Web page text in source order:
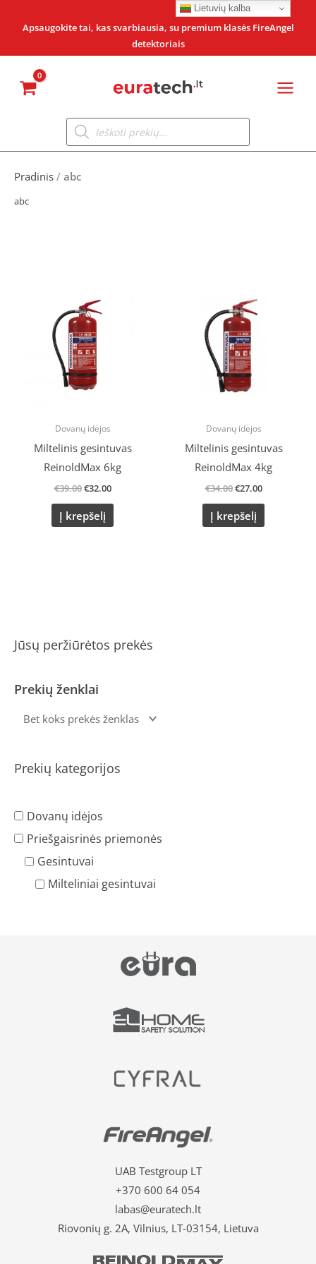
Apsaugokite tai, kas svarbiausia, su premium klasės FireAngel
detektoriais
Products
search
Jūsų peržiūrėtos prekės
Prekių ženklai
Prekių kategorijos
Dovanų idėjos
Priešgaisrinės priemonės
Gesintuvai
Milteliniai gesintuvai
Pradinis / abc
abc
Dovanų idėjos
Miltelinis gesintuvas
ReinoldMax 6kg
€39.00
was:
€39.00.
€32.00
Į krepšelį
Dovanų idėjos
Miltelinis gesintuvas
ReinoldMax 4kg
€34.00
was:
€34.00.
€27.00
Į krepšelį
UAB Testgroup LT
+370 600 64 054
labas@euratech.lt
Riovonių g. 2A, Vilnius, LT-03154, Lietuva
Lietuvių kalba